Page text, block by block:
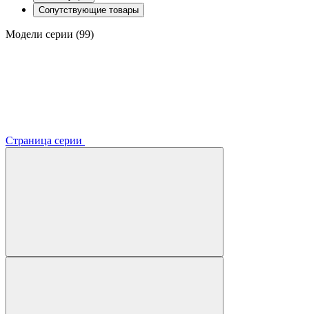
Сопутствующие товары
Модели серии (99)
Страница серии